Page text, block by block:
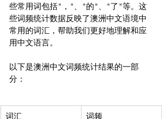
些常用词包括"，"、"的"、"了"等。这
些词频统计数据反映了澳洲中文语境中
常用的词汇，帮助我们更好地理解和应
用中文语言。
以下是澳洲中文词频统计结果的一部
词汇 词频